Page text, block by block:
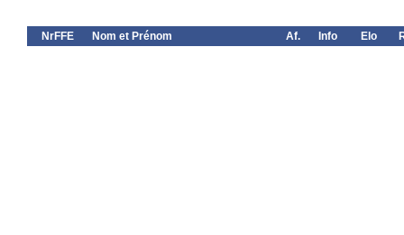
NrFFE Nom et Prénom Af. Info Elo